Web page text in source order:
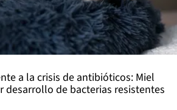
a la crisis de antibióticos: Miel
desarrollo de bacterias resistentes